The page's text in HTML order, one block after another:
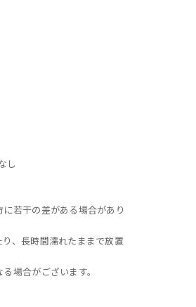
し
若干の差がある場合があり
、長時間濡れたままで放置
場合がございます。